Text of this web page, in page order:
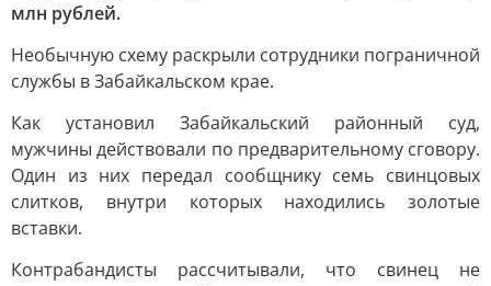
млн рублей.
Необычную схему раскрыли сотрудники пограничной
службы в Забайкальском крае.
Как установил Забайкальский районный суд,
мужчины действовали по предварительному сговору.
Один из них передал сообщнику семь свинцовых
слитков, внутри которых находились золотые
вставки.
Контрабандисты рассчитывали, что свинец не